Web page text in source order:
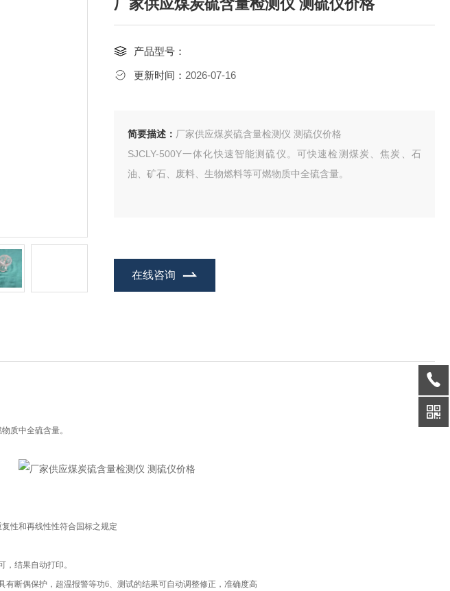
厂家供应煤炭硫含量检测仪 测硫仪价格
产品型号：
更新时间： 2026-07-16
简要描述：
厂家供应煤炭硫含量检测仪 测硫仪价格
SJCLY-500Y一体化快速智能测硫仪。可快速检测煤炭、焦炭、石
油、矿石、废料、生物燃料等可燃物质中全硫含量。
在线咨询
质中全硫含量。
性和再线性性符合国标之规定
结果自动打印。
断偶保护，超温报警等功6、测试的结果可自动调整修正，准确度高